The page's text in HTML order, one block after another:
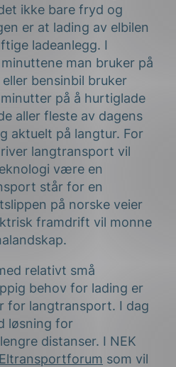
ikke bare fryd og
er at lading av elbilen
ladeanlegg. I
man bruker på
bensinbil bruker
på å hurtiglade
aller fleste av dagens
aktuelt på langtur. For
langtransport vil
være en
står for en
på norske veier
framdrift vil monne
relativt små
behov for lading er
for langtransport. I dag
løsning for
distanser. I NEK
som vil